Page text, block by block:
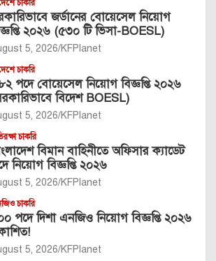
চাকরি
জর্ডানের বোয়েসেল নিয়োগ
২০২৬ (৫৩০ টি ভিসা-BOESL)
5, 2026 KFPlanet
চাকরি
পদে বোয়েসেল নিয়োগ বিজ্ঞপ্তি ২০২৬
বিদেশ BOESL)
5, 2026 KFPlanet
চাকরি
বিমান বাহিনীতে অফিসার ক্যাডেট
নিয়োগ বিজ্ঞপ্তি ২০২৬
5, 2026 KFPlanet
চাকরি
পদে দিশা এনজিও নিয়োগ বিজ্ঞপ্তি ২০২৬
5, 2026 KFPlanet